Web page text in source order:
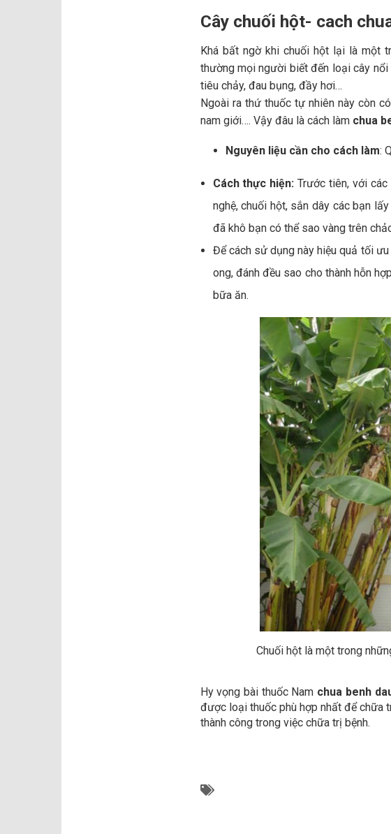
Cây chuối hột- cach
Khá bất ngờ khi chuối hột lại là một
thường mọi người biết đến loại cây
tiêu chảy, đau bụng, đầy hơi…
Ngoài ra thứ thuốc tự nhiên này còn
nam giới…. Vậy đâu là cách làm chua
Nguyên liệu cần cho cách làm:
Cách thực hiện:Trước tiên, với
nghệ, chuối hột, sắn dây các bạn
đã khô bạn có thể sao vàng trên
Để cách sử dụng này hiệu quả tối
ong, đánh đều sao cho thành hỗn
bữa ăn.
Chuối hột là một trong
Hy vọng bài thuốc Nam chua benh
được loại thuốc phù hợp nhất để chữa
thành công trong việc chữa trị bệnh.